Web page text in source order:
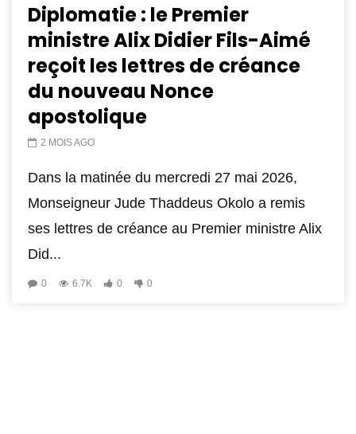
Diplomatie : le Premier
ministre Alix Didier Fils-Aimé
reçoit les lettres de créance
du nouveau Nonce
apostolique
2 MOIS AGO
Dans la matinée du mercredi 27 mai 2026,
Monseigneur Jude Thaddeus Okolo a remis
ses lettres de créance au Premier ministre Alix
Did...
0 6.7K 0 0